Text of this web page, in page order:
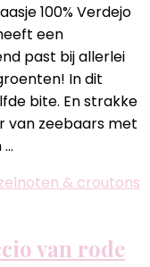
100% Verdejo
een
past bij allerlei
In dit
bite. En strakke
van zeebaars met
…
van rode